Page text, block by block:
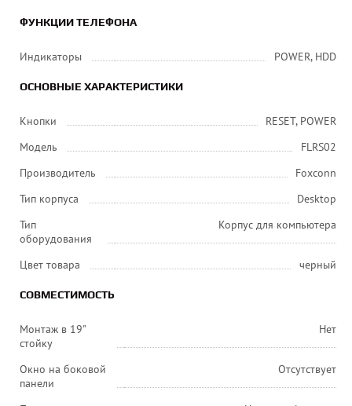
ФУНКЦИИ ТЕЛЕФОНА
Индикаторы POWER, HDD
ОСНОВНЫЕ ХАРАКТЕРИСТИКИ
Кнопки
RESET, POWER
Модель
FLRS02
Производитель
Foxconn
Тип корпуса
Desktop
Тип
оборудования
Корпус для компьютера
Цвет товара черный
СОВМЕСТИМОСТЬ
Монтаж в 19"
стойку
Нет
Окно на боковой
панели
Отсутствует